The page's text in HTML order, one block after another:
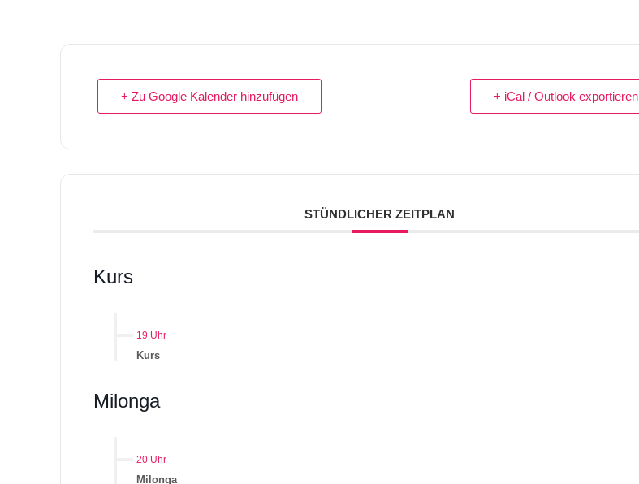
+ Zu Google Kalender hinzufügen + iCal / Outlook exportieren
STÜNDLICHER ZEITPLAN
Kurs
19 Uhr
Kurs
Milonga
20 Uhr
Milonga